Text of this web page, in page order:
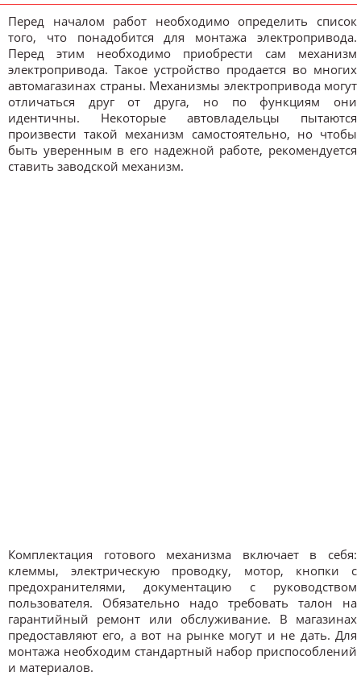
Перед началом работ необходимо определить список
того, что понадобится для монтажа электропривода.
Перед этим необходимо приобрести сам механизм
электропривода. Такое устройство продается во многих
автомагазинах страны. Механизмы электропривода могут
отличаться друг от друга, но по функциям они
идентичны. Некоторые автовладельцы пытаются
произвести такой механизм самостоятельно, но чтобы
быть уверенным в его надежной работе, рекомендуется
ставить заводской механизм.
Комплектация готового механизма включает в себя:
клеммы, электрическую проводку, мотор, кнопки с
предохранителями, документацию с руководством
пользователя. Обязательно надо требовать талон на
гарантийный ремонт или обслуживание. В магазинах
предоставляют его, а вот на рынке могут и не дать. Для
монтажа необходим стандартный набор приспособлений
и материалов.